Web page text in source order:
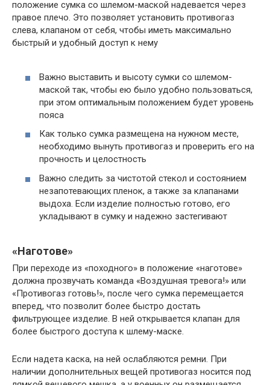
положение сумка со шлемом-маской надевается через
правое плечо. Это позволяет установить противогаз
слева, клапаном от себя, чтобы иметь максимально
быстрый и удобный доступ к нему
Важно выставить и высоту сумки со шлемом-
маской так, чтобы ею было удобно пользоваться,
при этом оптимальным положением будет уровень
пояса
Как только сумка размещена на нужном месте,
необходимо вынуть противогаз и проверить его на
прочность и целостность
Важно следить за чистотой стекол и состоянием
незапотевающих пленок, а также за клапанами
выдоха. Если изделие полностью готово, его
укладывают в сумку и надежно застегивают
«Наготове»
При переходе из «походного» в положение «наготове»
должна прозвучать команда «Воздушная тревога!» или
«Противогаз готовь!», после чего сумка перемещается
вперед, что позволит более быстро достать
фильтрующее изделие. В ней открывается клапан для
более быстрого доступа к шлему-маске.
Если надета каска, на ней ослабляются ремни. При
наличии дополнительных вещей противогаз носится под